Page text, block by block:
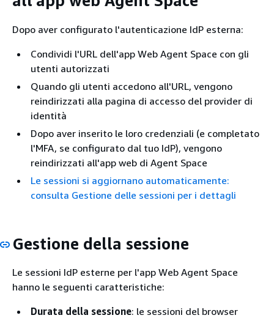
Dopo aver configurato l'autenticazione IdP esterna:
Condividi l'URL dell'app Web Agent Space con gli
utenti autorizzati
Quando gli utenti accedono all'URL, vengono
reindirizzati alla pagina di accesso del provider di
identità
Dopo aver inserito le loro credenziali (e completato
l'MFA, se configurato dal tuo IdP), vengono
reindirizzati all'app web di Agent Space
Le sessioni si aggiornano automaticamente:
consulta Gestione delle sessioni per i dettagli
Gestione della sessione
Le sessioni IdP esterne per l'app Web Agent Space
hanno le seguenti caratteristiche:
Durata della sessione: le sessioni del browser